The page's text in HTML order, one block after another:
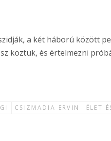
a két háború között
köztük, és értelmezni
CSIZMADIA ERVIN ÉLET